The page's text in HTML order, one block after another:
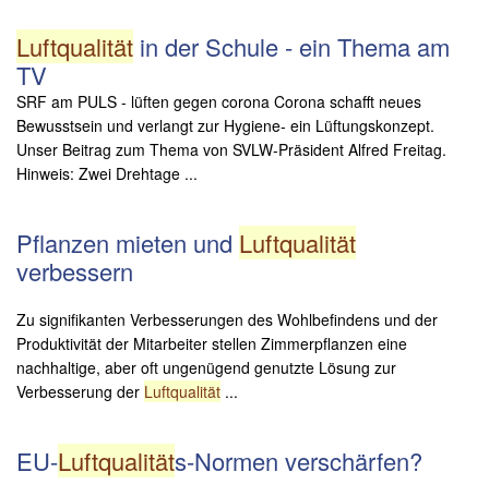
Luftqualität in der Schule - ein Thema am
TV
SRF am PULS - lüften gegen corona Corona schafft neues
Bewusstsein und verlangt zur Hygiene- ein Lüftungskonzept.
Unser Beitrag zum Thema von SVLW-Präsident Alfred Freitag.
Hinweis: Zwei Drehtage ...
Pflanzen mieten und Luftqualität
verbessern
Zu signifikanten Verbesserungen des Wohlbefindens und der
Produktivität der Mitarbeiter stellen Zimmerpflanzen eine
nachhaltige, aber oft ungenügend genutzte Lösung zur
Verbesserung der Luftqualität ...
EU-Luftqualitäts-Normen verschärfen?